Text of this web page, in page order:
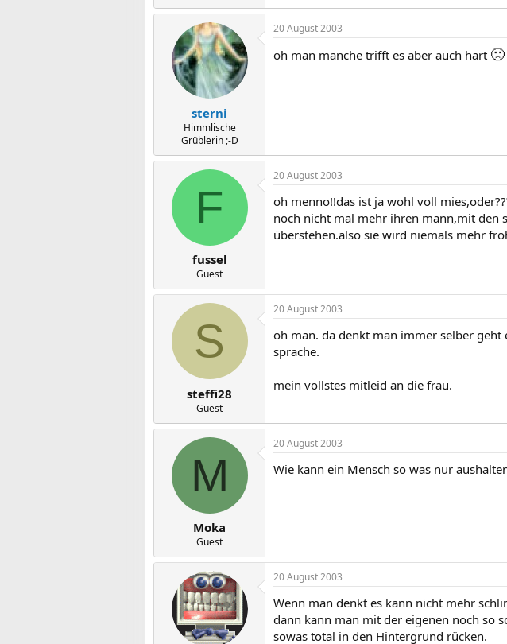
sterni
Himmlische
Grüblerin ;-D
20 August 2003
oh man manche trifft es aber auch hart 🙁
F
fussel
Guest
20 August 2003
oh menno!!das ist ja wohl voll
noch nicht mal mehr ihren mann,mit den
überstehen.also sie wird niemals mehr
S
steffi28
Guest
20 August 2003
oh man. da denkt man immer selber geht
sprache.
mein vollstes mitleid an die frau.
M
Moka
Guest
20 August 2003
Wie kann ein Mensch so was nur
20 August 2003
Wenn man denkt es kann nicht mehr
dann kann man mit der eigenen noch so
sowas total in den Hintergrund rücken.